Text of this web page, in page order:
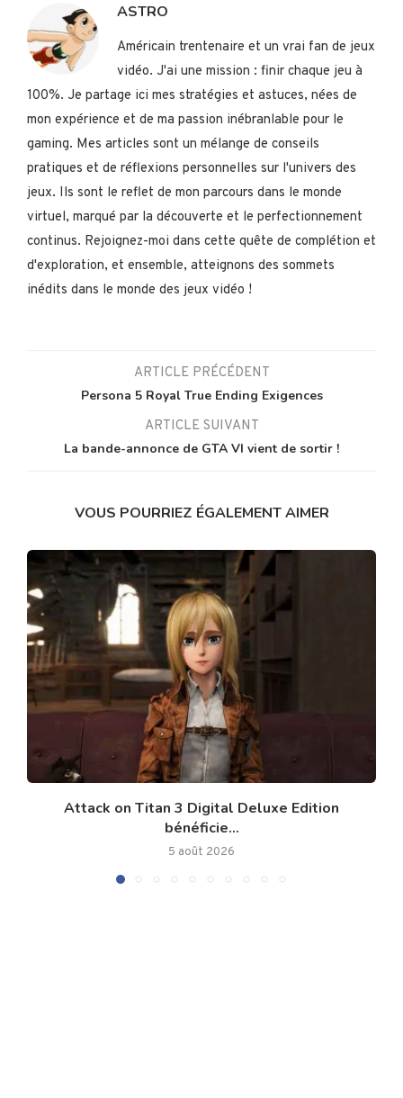
ASTRO
Américain trentenaire et un vrai fan de jeux
vidéo. J'ai une mission : finir chaque jeu à
100%. Je partage ici mes stratégies et astuces, nées de
mon expérience et de ma passion inébranlable pour le
gaming. Mes articles sont un mélange de conseils
pratiques et de réflexions personnelles sur l'univers des
jeux. Ils sont le reflet de mon parcours dans le monde
virtuel, marqué par la découverte et le perfectionnement
continus. Rejoignez-moi dans cette quête de complétion et
d'exploration, et ensemble, atteignons des sommets
inédits dans le monde des jeux vidéo !
ARTICLE PRÉCÉDENT
Persona 5 Royal True Ending Exigences
ARTICLE SUIVANT
La bande-annonce de GTA VI vient de sortir !
VOUS POURRIEZ ÉGALEMENT AIMER
Attack on Titan 3 Digital Deluxe Edition
bénéficie...
5 août 2026